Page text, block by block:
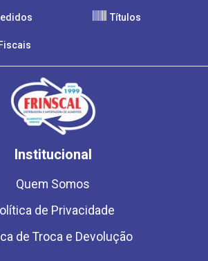
Títulos
Institucional
Quem Somos
de Privacidade
de Troca e Devolução